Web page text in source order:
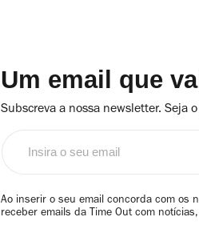
Um email que
Subscreva a nossa newsletter. Seja
email
Ao inserir o seu email concorda com os
receber emails da Time Out com